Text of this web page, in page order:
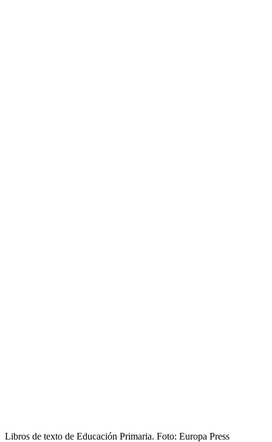
Libros de texto de Educación Primaria. Foto: Europa Press